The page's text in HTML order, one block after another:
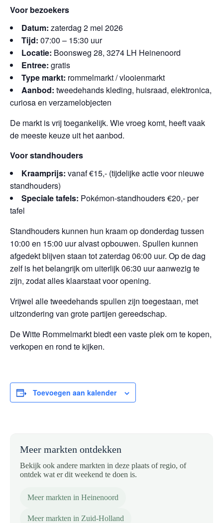
Voor bezoekers
Datum: zaterdag 2 mei 2026
Tijd: 07:00 – 15:30 uur
Locatie: Boonsweg 28, 3274 LH Heinenoord
Entree: gratis
Type markt: rommelmarkt / vlooienmarkt
Aanbod: tweedehands kleding, huisraad, elektronica,
curiosa en verzamelobjecten
De markt is vrij toegankelijk. Wie vroeg komt, heeft vaak
de meeste keuze uit het aanbod.
Voor standhouders
Kraamprijs: vanaf €15,- (tijdelijke actie voor nieuwe
standhouders)
Speciale tafels: Pokémon-standhouders €20,- per
tafel
Standhouders kunnen hun kraam op donderdag tussen
10:00 en 15:00 uur alvast opbouwen. Spullen kunnen
afgedekt blijven staan tot zaterdag 06:00 uur. Op de dag
zelf is het belangrijk om uiterlijk 06:30 uur aanwezig te
zijn, zodat alles klaarstaat voor opening.
Vrijwel alle tweedehands spullen zijn toegestaan, met
uitzondering van grote partijen gereedschap.
De Witte Rommelmarkt biedt een vaste plek om te kopen,
verkopen en rond te kijken.
Toevoegen aan kalender
Meer markten ontdekken
Bekijk ook andere markten in deze plaats of regio, of
ontdek wat er dit weekend te doen is.
Meer markten in Heinenoord
Meer markten in Zuid-Holland